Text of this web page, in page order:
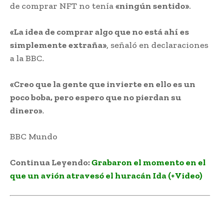
de comprar NFT no tenía«ningún sentido».
«La idea de comprar algo que no está ahí es
simplemente extraña», señaló en declaraciones
a la BBC.
«Creo que la gente que invierte en ello es un
poco boba, pero espero que no pierdan su
dinero».
BBC Mundo
Continua Leyendo:Grabaron el momento en el
que un avión atravesó el huracán Ida (+Video)